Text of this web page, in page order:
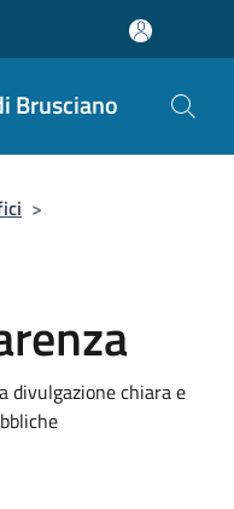
Brusciano
>
divulgazione chiara e